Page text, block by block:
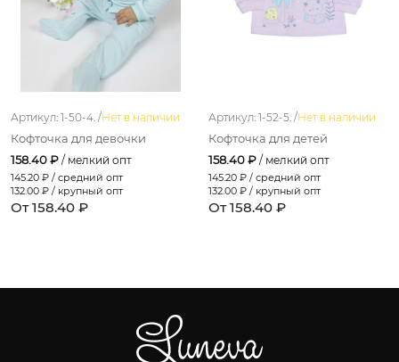
Артикул: 1-50-4. /Нет в наличии
Кофточка для девочки
158.40 ₽ / мелкий опт
145.20 ₽ / средний опт
132.00 ₽ / крупный опт
От 158.40 ₽
Артикул: 1-52-5. /Нет в наличии
Кофточка для детей
158.40 ₽ / мелкий опт
145.20 ₽ / средний опт
132.00 ₽ / крупный опт
От 158.40 ₽